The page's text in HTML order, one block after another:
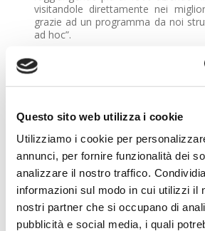
Questo sito web utilizza i cookie
Utilizziamo i cookie per
annunci, per fornire funzionalità dei
analizzare il nostro traffico.
informazioni sul modo in cui utilizzi il
nostri partner che si occupano di
pubblicità e social media, i quali
visitandole direttamente nei
grazie ad un programma da noi
ad hoc”.
E quali sono i prossimi obiettivi?
“Vogliamo affermarci come
diversi come video, consegne
District offrirà la stessa tipologia di
del Fintech: visibilità su tutto ciò che
sul mercato italiano ed europeo,
di opportunità e creando contatti
se di interesse dei corporate
su questa linea, ampliando la
sempre aperti a tutte le financial